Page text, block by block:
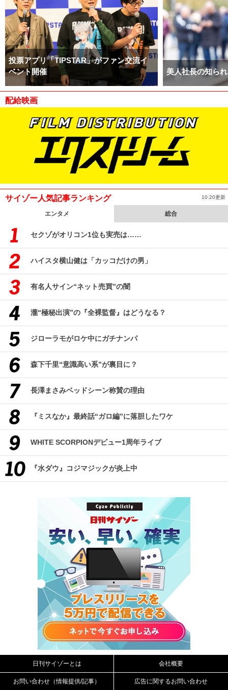
投票アプリ「TIPSTAR」がファン交流イ
ベント開催
美人社長の知ら
配給映画
サイゾー人気記事ランキング 10:20更新
エンタメ 総合
セクゾがオリコン1位も実売は……
ハイスタ横山健は「カッコだけの男」
有名人サイン“ネット売買”の闇
瀧“極秘出演”の『全裸監督』はどうなる？
ジローラモがロケ中にガチナンパ
森下千里“意識高い系”が裏目に？
長澤まさみベッドシーン称賛の理由
『ミスなか』最終話“ガロ編”に落胆したワケ
WHITE SCORPIONデビュー1周年ライブ
『水ダウ』コジマジックが炎上中
日刊サイゾーとは 会社概要
お問い合わせ（情報提供/記事） 広告に関するお問い合わせ